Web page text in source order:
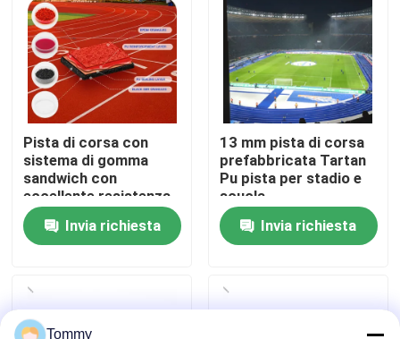
Visita alla fabbrica
Controllo di qualità
Contattaci
Notizie
Chiedi un preventivo
Pista di corsa con
sistema di gomma
sandwich con
eccellente resistenza
alle intemperie
Invia richiesta
13 mm pista di corsa
prefabbricata Tartan
Pu pista per stadio e
scuola
Invia richiesta
Tommy